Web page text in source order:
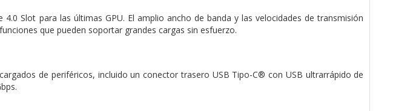
Slot para las últimas GPU. El amplio ancho de banda y las velocidades de transmisión
que pueden soportar grandes cargas sin esfuerzo.
de periféricos, incluido un conector trasero USB Tipo-C® con USB ultrarrápido de